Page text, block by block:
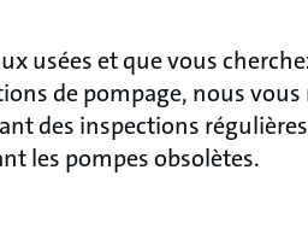
usées et que vous
de pompage, nous
des inspections
les pompes obsolètes.